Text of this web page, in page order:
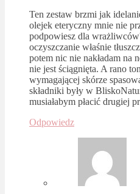
Ten zestaw brzmi jak
olejek eteryczny mnie nie
podpowiesz dla
oczyszczanie właśnie
potem nic nie nakładam na
nie jest ściągnięta. A rano
wymagającej skórze
składniki były w
musiałabym płacić drugiej
Odpowiedz